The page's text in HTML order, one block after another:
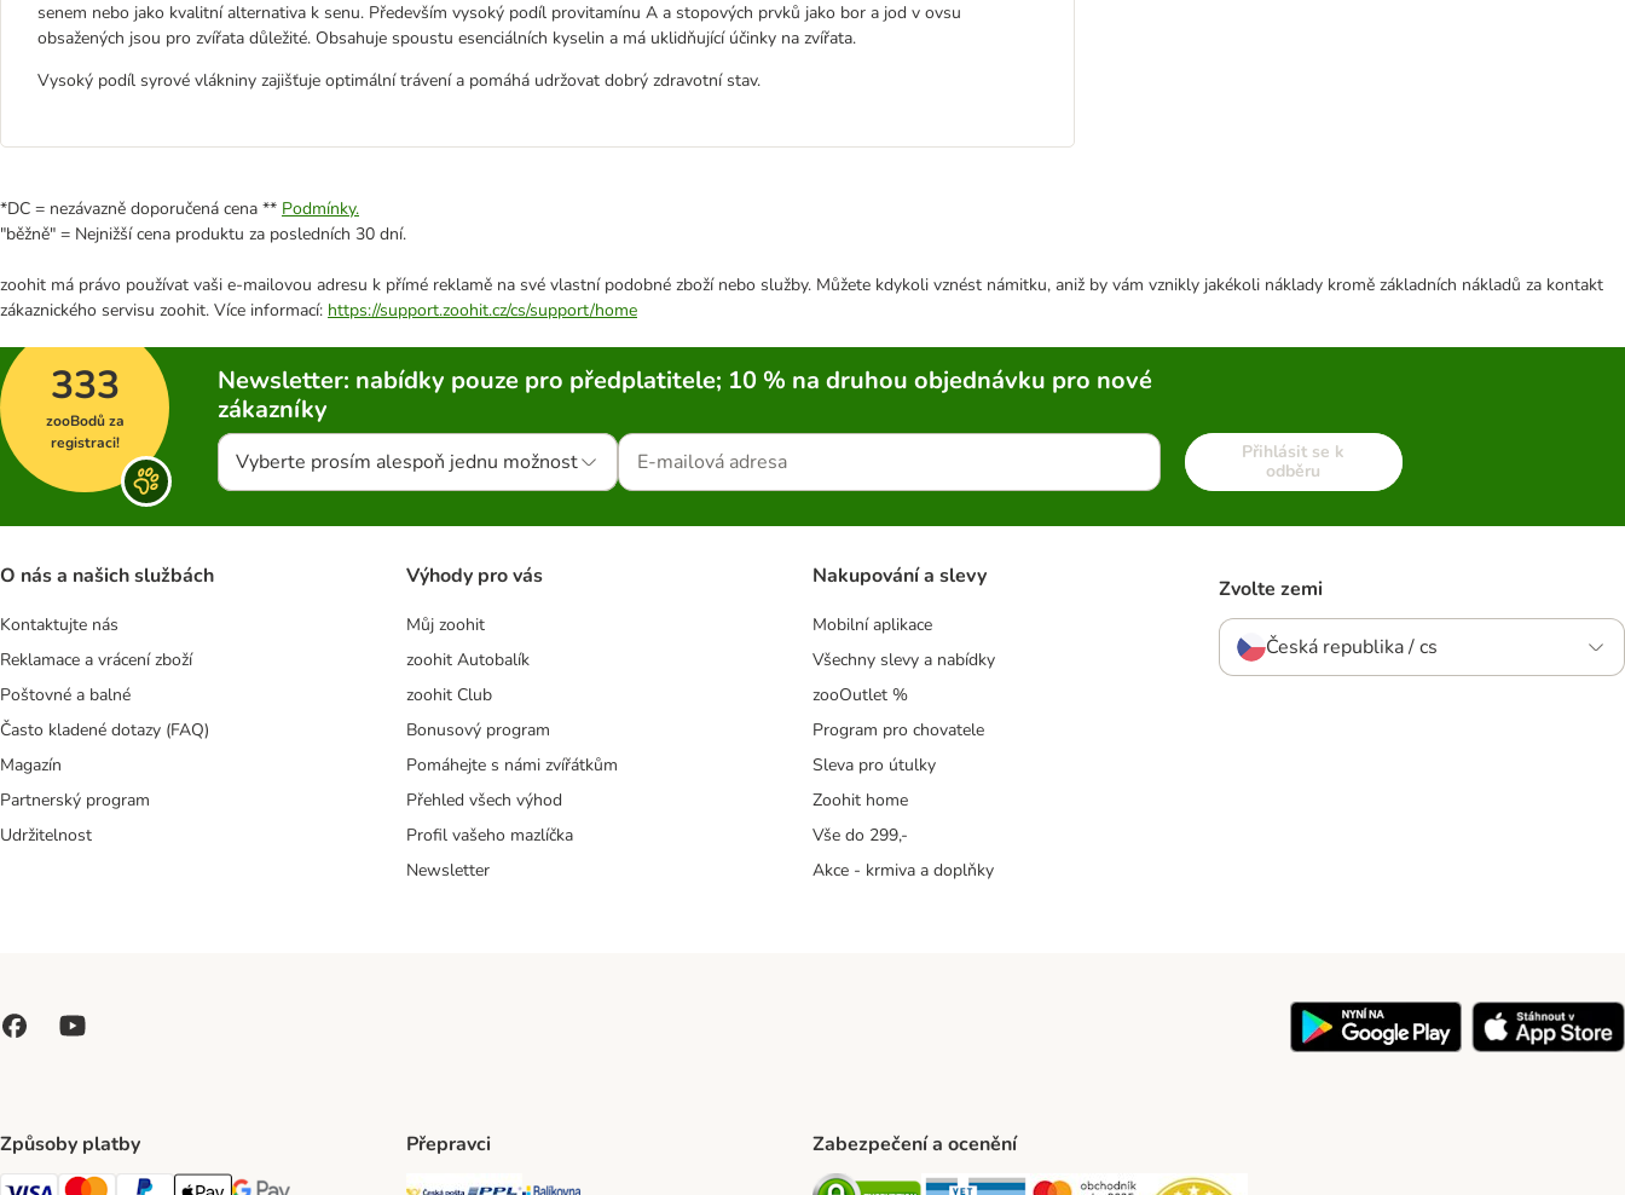
senem nebo jako kvalitní alternativa k senu. Především vysoký podíl provitamínu A a stopových prvků jako bor a jod v ovsu
obsažených jsou pro zvířata důležité. Obsahuje spoustu esenciálních kyselin a má uklidňující účinky na zvířata.
Vysoký podíl syrové vlákniny zajišťuje optimální trávení a pomáhá udržovat dobrý zdravotní stav.
*DC = nezávazně doporučená cena ** Podmínky.
"běžně" = Nejnižší cena produktu za posledních 30 dní.
zoohit má právo používat vaši e-mailovou adresu k přímé reklamě na své vlastní podobné zboží nebo služby. Můžete kdykoli vznést námitku, aniž by vám vznikly jakékoli náklady kromě základních nákladů za kontakt
zákaznického servisu zoohit. Více informací: https://support.zoohit.cz/cs/support/home
333
zooBodů za
registraci!
Newsletter: nabídky pouze pro předplatitele; 10 % na druhou objednávku pro nové
zákazníky
Vyberte prosím alespoň jednu možnost
Přihlásit se k
odběru
O nás a našich službách
Kontaktujte nás
Reklamace a vrácení zboží
Poštovné a balné
Často kladené dotazy (FAQ)
Magazín
Partnerský program
Udržitelnost
Výhody pro vás
Můj zoohit
zoohit Autobalík
zoohit Club
Bonusový program
Pomáhejte s námi zvířátkům
Přehled všech výhod
Profil vašeho mazlíčka
Newsletter
Nakupování a slevy
Mobilní aplikace
Všechny slevy a nabídky
zooOutlet %
Program pro chovatele
Sleva pro útulky
Zoohit home
Vše do 299,-
Akce - krmiva a doplňky
Zvolte zemi
Česká republika / cs
Způsoby platby Přepravci
Česká pošta Shipping Method
PPL Shipping Method
Balíkovna Shipping Method
Zabezpečení a ocenění
Security Security Security